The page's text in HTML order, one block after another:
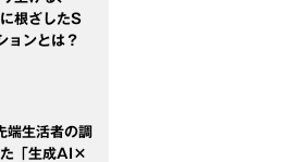
に根ざしたS
ョンとは？
端生活者の調
「生成AI×